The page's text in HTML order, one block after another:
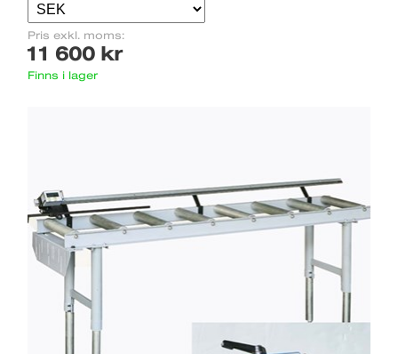
Pris exkl. moms:
11 600 kr
Finns i lager